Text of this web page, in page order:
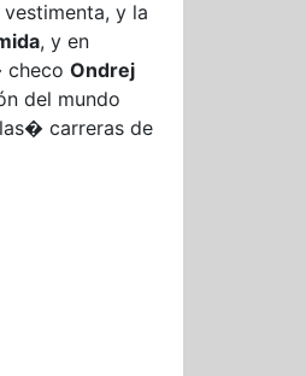
y la
, y en
checo Ondrej
del mundo
carreras de